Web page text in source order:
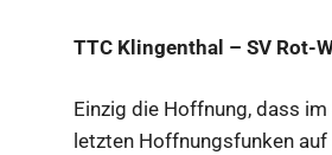
TTC Klingenthal – SV Rot-
Einzig die Hoffnung, dass
letzten Hoffnungsfunken